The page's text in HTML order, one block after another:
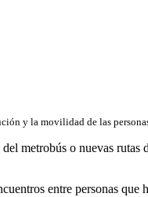
y la movilidad de las
metrobús o nuevas rutas
entre personas que